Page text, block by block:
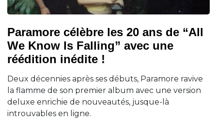
Paramore célèbre les 20 ans de “All
We Know Is Falling” avec une
réédition inédite !
Deux décennies après ses débuts, Paramore ravive
la flamme de son premier album avec une version
deluxe enrichie de nouveautés, jusque-là
introuvables en ligne.